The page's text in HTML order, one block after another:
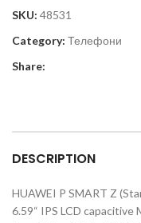
SKU: 48531
Category: Телефони
Share:
DESCRIPTION
HUAWEI P SMART Z
6.59“ IPS LCD